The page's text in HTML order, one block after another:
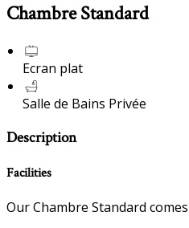
Chambre Standard
Ecran plat
Salle de Bains Privée
Description
Facilities
Our Chambre Standard